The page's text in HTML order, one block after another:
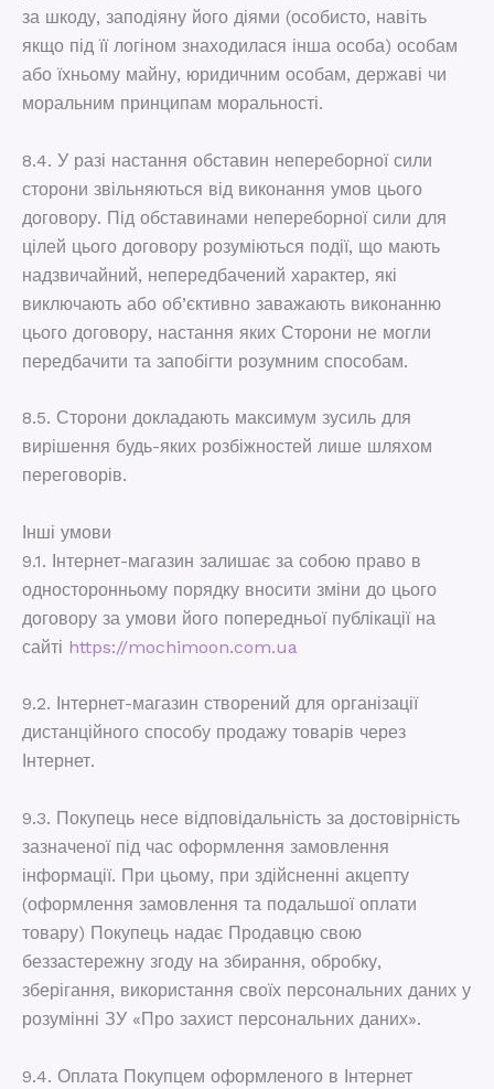
за шкоду, заподіяну його діями (особисто, навіть
якщо під її логіном знаходилася інша особа) особам
або їхньому майну, юридичним особам, державі чи
моральним принципам моральності.
8.4. У разі настання обставин непереборної сили
сторони звільняються від виконання умов цього
договору. Під обставинами непереборної сили для
цілей цього договору розуміються події, що мають
надзвичайний, непередбачений характер, які
виключають або об’єктивно заважають виконанню
цього договору, настання яких Сторони не могли
передбачити та запобігти розумним способам.
8.5. Сторони докладають максимум зусиль для
вирішення будь-яких розбіжностей лише шляхом
переговорів.
Інші умови
9.1. Інтернет-магазин залишає за собою право в
односторонньому порядку вносити зміни до цього
договору за умови його попередньої публікації на
сайті https://mochimoon.com.ua
9.2. Інтернет-магазин створений для організації
дистанційного способу продажу товарів через
Інтернет.
9.3. Покупець несе відповідальність за достовірність
зазначеної під час оформлення замовлення
інформації. При цьому, при здійсненні акцепту
(оформлення замовлення та подальшої оплати
товару) Покупець надає Продавцю свою
беззастережну згоду на збирання, обробку,
зберігання, використання своїх персональних даних у
розумінні ЗУ «Про захист персональних даних».
9.4. Оплата Покупцем оформленого в Інтернет